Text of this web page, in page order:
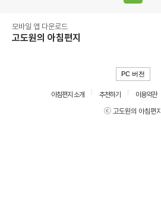
모바일 앱 다운로드
고도원의 아침편지
PC 버전
아침편지 소개 추천하기 이용약관
ⓒ 고도원의 아침편지